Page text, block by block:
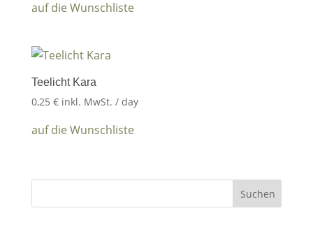
auf die Wunschliste
Teelicht Kara
0,25 € inkl. MwSt. / day
auf die Wunschliste